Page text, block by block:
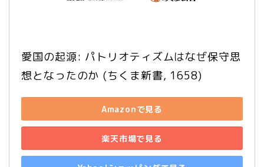
愛国の起源: パトリオティズムはなぜ保守思
想となったのか (ちくま新書, 1658)
Amazonで見る
楽天市場で見る